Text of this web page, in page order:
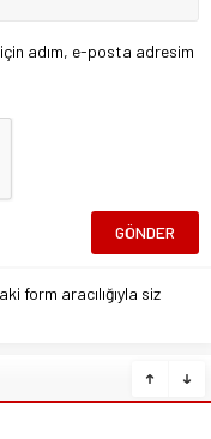
adım, e-posta adresim
form aracılığıyla siz